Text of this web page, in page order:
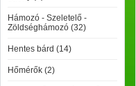
Hámozó - Szeletelő -
Zöldséghámozó (32)
Hentes bárd (14)
Hőmérők (2)